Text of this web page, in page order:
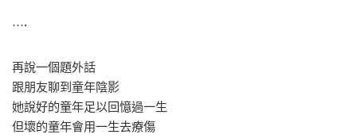
….
再說一個題外話
跟朋友聊到童年陰影
她說好的童年足以回憶過一生
但壞的童年會用一生去療傷